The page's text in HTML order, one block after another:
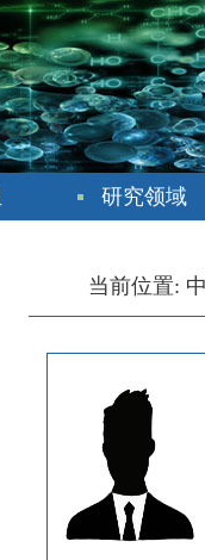
研究领域
当前位置: